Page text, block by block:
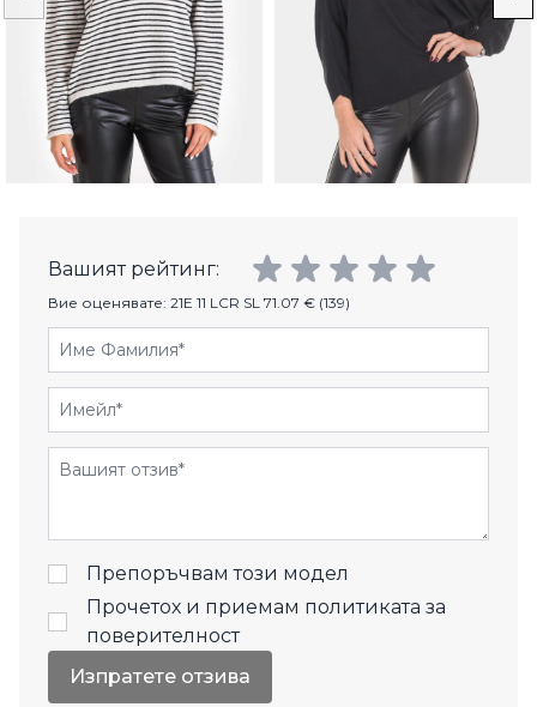
Вашият рейтинг:
Вие оценявате: 21E 11 LCR SL 71.07 € (139)
Име Фамилия
Имейл
Отзиви
Препоръчвам този модел
Прочетох и приемам политиката за
поверителност
Изпратете отзива